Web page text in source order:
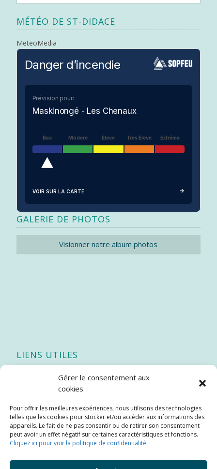
Gérer le consentement aux
cookies
Pour offrir les meilleures expériences, nous utilisons des technologies
telles que les cookies pour stocker et/ou accéder aux informations des
appareils. Le fait de ne pas consentir ou de retirer son consentement
peut avoir un effet négatif sur certaines caractéristiques et fonctions.
Cliquez ici pour voir la politique de confidentialité.
MÉTÉO DE ST-DIDACE
MeteoMedia
Danger d’incendie
Prévision pour:
Maskinongé - Les Chenaux
Bas Modéré Élevé Très Élevé Extrême
VOIR SUR LA CARTE
GALERIE DE PHOTOS
Visionner notre album photos
LIENS UTILES
Quoi de neuf
Stratégie québécoise d’économie d’eau potable
Bibliothèque
Météo locale